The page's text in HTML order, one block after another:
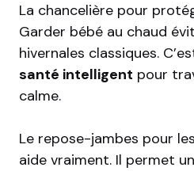
La chancelière pour
Garder bébé au chaud
hivernales classiques.
santé intelligent pour
calme.
Le repose-jambes pour
aide vraiment. Il permet